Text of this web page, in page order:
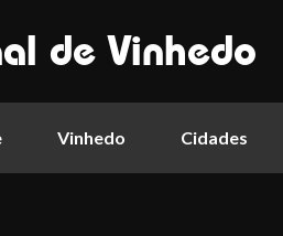
de Vinhedo
Vinhedo Cidades